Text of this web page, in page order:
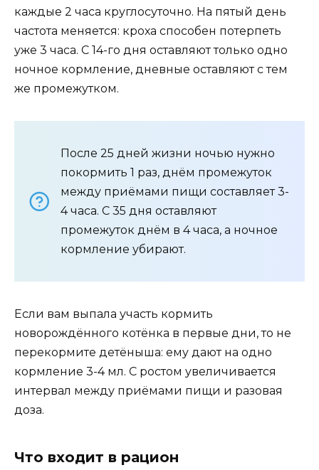
каждые 2 часа круглосуточно. На пятый день
частота меняется: кроха способен потерпеть
уже 3 часа. С 14-го дня оставляют только одно
ночное кормление, дневные оставляют с тем
же промежутком.
После 25 дней жизни ночью нужно
покормить 1 раз, днём промежуток
между приёмами пищи составляет 3-
4 часа. С 35 дня оставляют
промежуток днём в 4 часа, а ночное
кормление убирают.
Если вам выпала участь кормить
новорождённого котёнка в первые дни, то не
перекормите детёныша: ему дают на одно
кормление 3-4 мл. С ростом увеличивается
интервал между приёмами пищи и разовая
доза.
Что входит в рацион